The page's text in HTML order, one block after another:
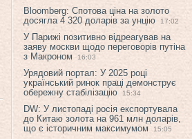
Bloomberg: Спотова ціна на золото
досягла 4 320 доларів за унцію
17:02
У Парижі позитивно відреагував на
заяву москви щодо переговорів путіна
з Макроном
16:03
Урядовий портал: У 2025 році
український ринок праці демонструє
обережну стабілізацію
15:34
DW: У листопаді росія експортувала
до Китаю золота на 961 млн доларів,
що є історичним максимумом
15:05